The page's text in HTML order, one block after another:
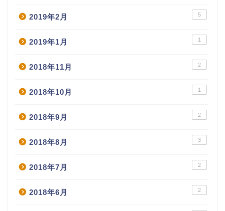
2019年2月 5
2019年1月 1
2018年11月 2
2018年10月 1
2018年9月 2
2018年8月 3
2018年7月 2
2018年6月 2